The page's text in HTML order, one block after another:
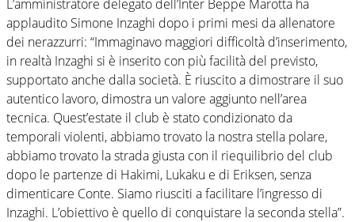
L’amministratore delegato dell’Inter Beppe Marotta ha
applaudito Simone Inzaghi dopo i primi mesi da allenatore
dei nerazzurri: “Immaginavo maggiori difficoltà d’inserimento,
in realtà Inzaghi si è inserito con più facilità del previsto,
supportato anche dalla società. È riuscito a dimostrare il suo
autentico lavoro, dimostra un valore aggiunto nell’area
tecnica. Quest’estate il club è stato condizionato da
temporali violenti, abbiamo trovato la nostra stella polare,
abbiamo trovato la strada giusta con il riequilibrio del club
dopo le partenze di Hakimi, Lukaku e di Eriksen, senza
dimenticare Conte. Siamo riusciti a facilitare l’ingresso di
Inzaghi. L’obiettivo è quello di conquistare la seconda stella”.